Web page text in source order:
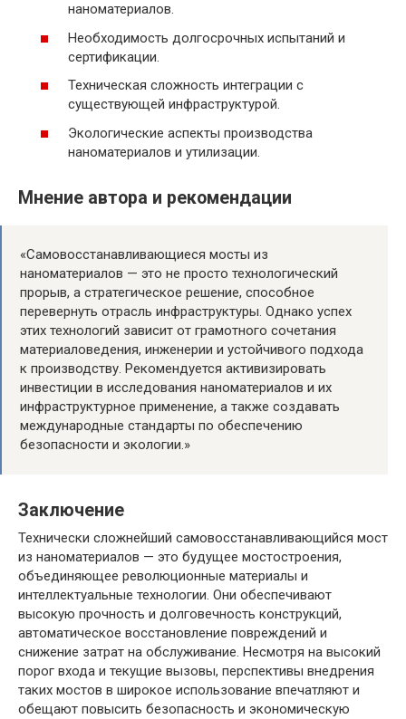
наноматериалов.
Необходимость долгосрочных испытаний и
сертификации.
Техническая сложность интеграции с
существующей инфраструктурой.
Экологические аспекты производства
наноматериалов и утилизации.
Мнение автора и рекомендации
«Самовосстанавливающиеся мосты из
наноматериалов — это не просто технологический
прорыв, а стратегическое решение, способное
перевернуть отрасль инфраструктуры. Однако успех
этих технологий зависит от грамотного сочетания
материаловедения, инженерии и устойчивого подхода
к производству. Рекомендуется активизировать
инвестиции в исследования наноматериалов и их
инфраструктурное применение, а также создавать
международные стандарты по обеспечению
безопасности и экологии.»
Заключение
Технически сложнейший самовосстанавливающийся мост
из наноматериалов — это будущее мостостроения,
объединяющее революционные материалы и
интеллектуальные технологии. Они обеспечивают
высокую прочность и долговечность конструкций,
автоматическое восстановление повреждений и
снижение затрат на обслуживание. Несмотря на высокий
порог входа и текущие вызовы, перспективы внедрения
таких мостов в широкое использование впечатляют и
обещают повысить безопасность и экономическую